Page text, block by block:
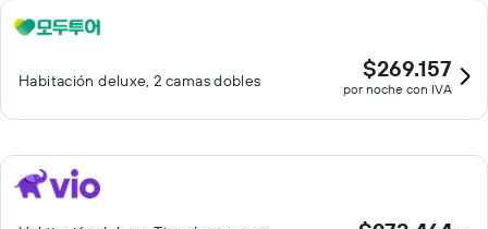
Habitación deluxe, 2 camas dobles $269.157
por noche con IVA